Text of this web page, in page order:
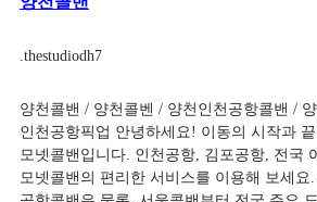
.thestudiodh7
양천콜밴 / 양천콜벤 / 양천인천공항콜밴 /
인천공항픽업 안녕하세요! 이동의 시작과
모넷콜밴입니다. 인천공항, 김포공항, 전국
모넷콜밴의 편리한 서비스를 이용해 보세요